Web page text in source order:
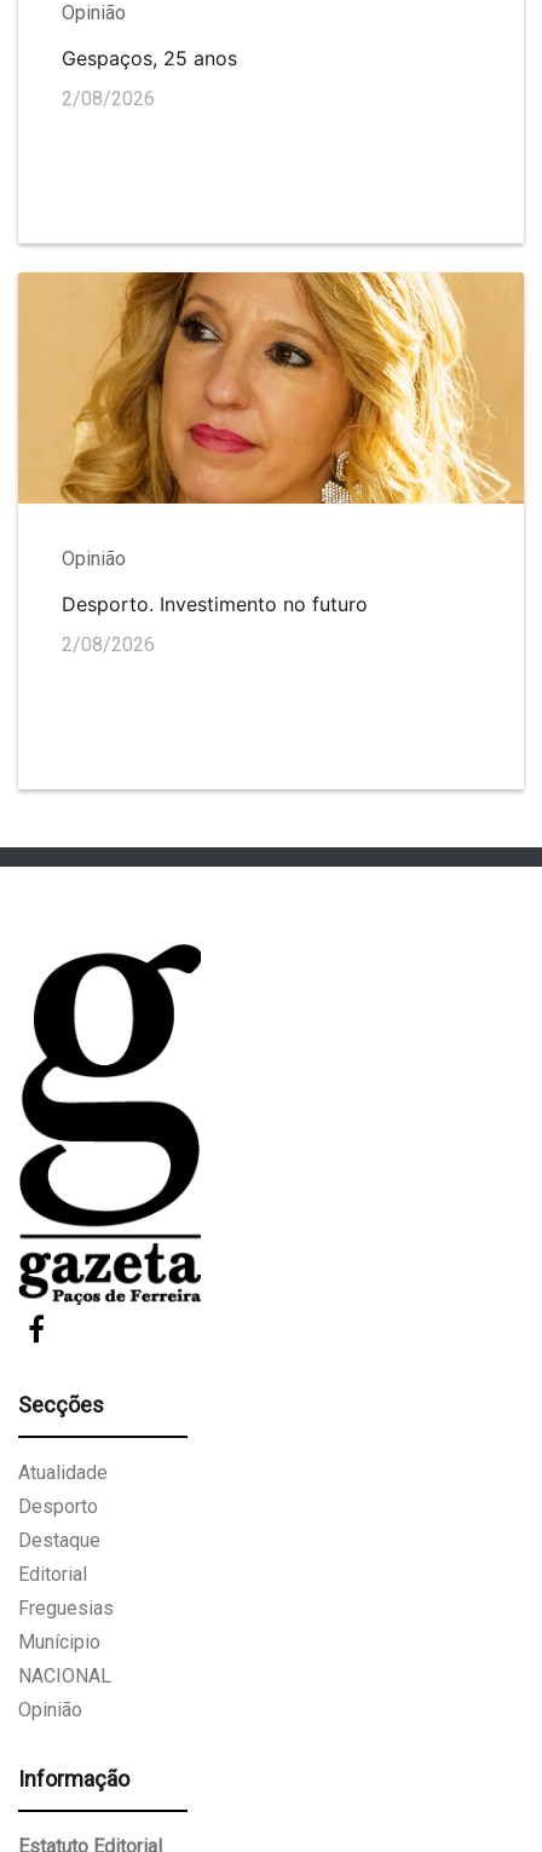
Opinião
Gespaços, 25 anos
2/08/2026
Opinião
Desporto. Investimento no futuro
2/08/2026
Secções
Atualidade
Desporto
Destaque
Editorial
Freguesias
Munícipio
NACIONAL
Opinião
Informação
Estatuto Editorial